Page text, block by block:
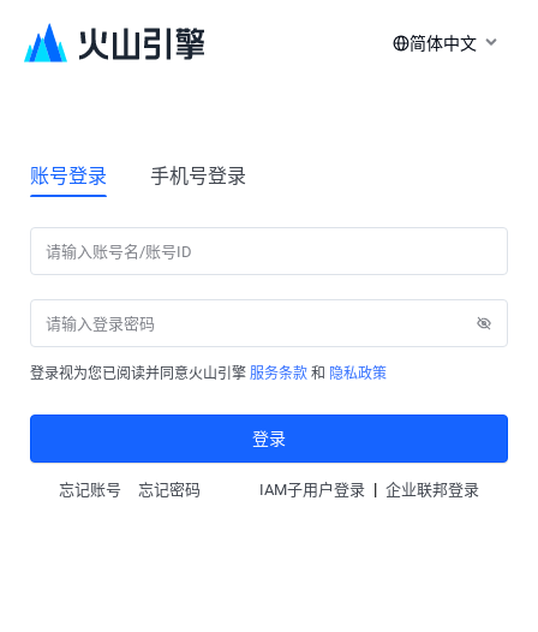
简体中文
账号登录 手机号登录
登录视为您已阅读并同意火山引擎 服务条款 和 隐私政策
登录
忘记账号 忘记密码 IAM子用户登录 | 企业联邦登录